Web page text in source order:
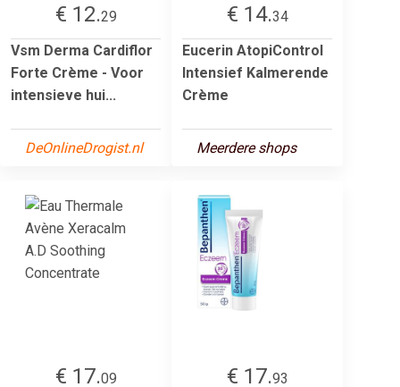
€ 12.29
Vsm Derma Cardiflor
Forte Crème - Voor
intensieve hui...
DeOnlineDrogist.nl
€ 14.34
Eucerin AtopiControl
Intensief Kalmerende
Crème
Meerdere shops
€ 17.09
€ 17.93